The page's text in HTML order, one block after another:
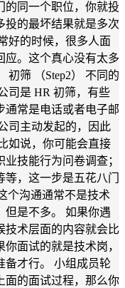
的同一个职位，你就投
投的最坏结果就是多次
好的时候，很多人面
应。这个真心没有太多
初筛 （Step2） 不同的
司是 HR 初筛，有些
通常是电话或者电子邮
司主动发起的，因此
如说，你可能会直接
技能行为问卷调查；
，这一步是五花八门
个沟通通常不是技术
但是不多。 如果你遇
技术层面的内容就会比
面试的就是技术岗，
备才行。 小组成员轮
面的面试过程，那么你